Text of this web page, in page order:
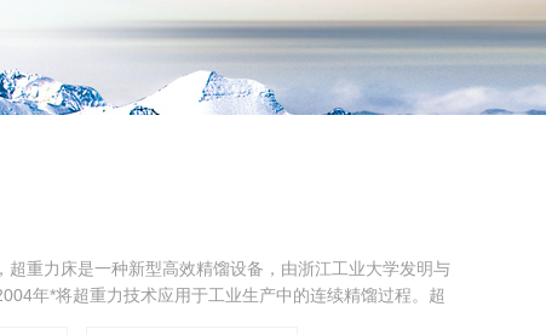
重力床是一种新型高效精馏设备，由浙江工业大学发明与
年*将超重力技术应用于工业生产中的连续精馏过程。超